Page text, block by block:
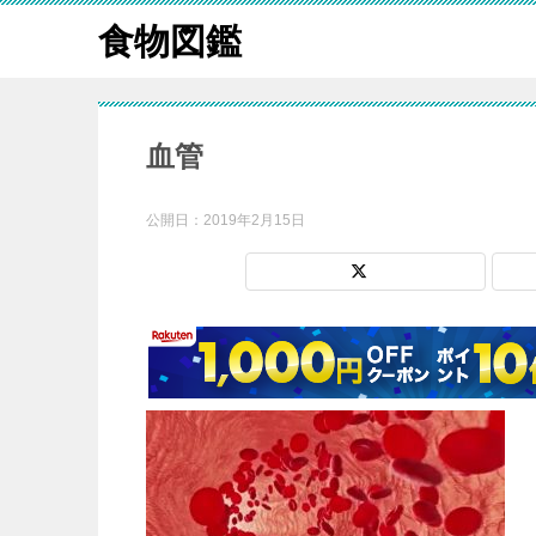
食物図鑑
血管
公開日： 2019年2月15日